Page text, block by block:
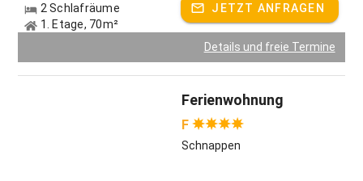
2 Schlafräume
1. Etage, 70m²
JETZT ANFRAGEN
Details und freie Termine
Ferienwohnung
F
Schnappen